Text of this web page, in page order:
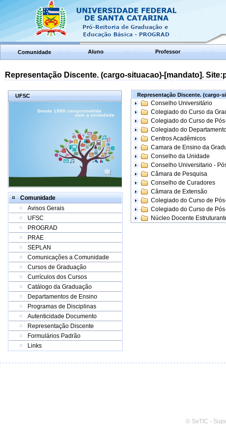
Comunidade Aluno Professor
Representação Discente. (cargo-situacao)-[mandato].
UFSC
Comunidade
Avisos Gerais
UFSC
PROGRAD
PRAE
SEPLAN
Comunicações a Comunidade
Cursos de Graduação
Currículos dos Cursos
Catálogo da Graduação
Departamentos de Ensino
Programas de Disciplinas
Autenticidade Documento
Representação Discente
Formulários Padrão
Links
Representação Discente. (cargo-
Conselho Universitário
Colegiado do Curso da
Colegiado do Curso de
Colegiado do
Centros Acadêmicos
Camara de Ensino da
Conselho da Unidade
Conselho Universitario -
Câmara de Pesquisa
Conselho de Curadores
Câmara de Extensão
Colegiado do Curso de
Colegiado do Curso de
Núcleo Docente
© SeTIC -